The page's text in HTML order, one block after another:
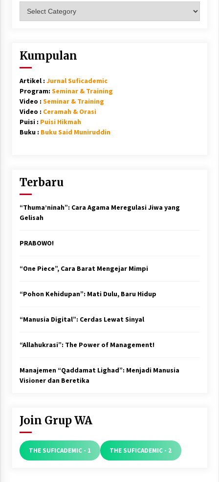
Kumpulan
Artikel : Jurnal Suficademic
Program: Seminar & Training
Video : Seminar & Training
Video : Ceramah & Orasi
Puisi : Puisi Hikmah
Buku : Buku Said Muniruddin
Terbaru
“Thuma’ninah”: Cara Agama Meregulasi Jiwa yang
Gelisah
PRABOWO!
“One Piece”, Cara Barat Mengejar Mimpi
“Pohon Kehidupan”: Mati Dulu, Baru Hidup
“Manusia Digital”: Cerdas Lewat Sinyal
“Allahukrasi”: The Power of Management!
Manajemen “Qaddamat Lighad”: Menjadi Manusia
Visioner dan Beretika
Join Grup WA
THE SUFICADEMIC - 1 THE SUFICADEMIC - 2